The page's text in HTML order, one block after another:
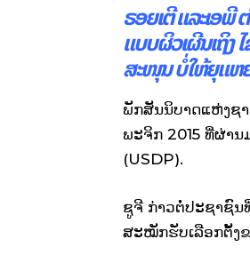
ຣອຍເຕີ ແລະເອພີ
ແບບຜິວເຜີນເຖິງ
ສະໜຸນ ບໍ່ໃຫ້ຍຸແຫ
ພັກສັນນິບາດແຫ່ງຊ
ພະຈິກ 2015 ທີ່ຜ່າ
(USDP).
ຊູຈີ ກ່າວຕໍ່ປະຊາຊົນ
ສະໝັກຮັບເລືອກຕັ້ງ